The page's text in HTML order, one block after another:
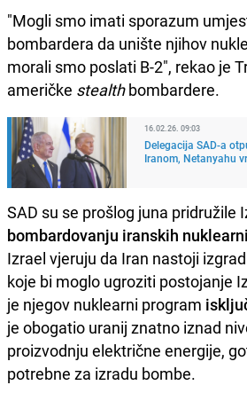
"Mogli smo imati sporazum
bombardera da unište njihov
morali smo poslati B-2", rekao je
američke stealthbombardere.
16.02.26. 09:03
Delegacija SAD-a
Iranom, Netanyahu
SAD su se prošlog juna pridružile
bombardovanju iranskih
Izrael vjeruju da Iran nastoji
koje bi moglo ugroziti postojanje
je njegov nuklearni program
je obogatio uranij znatno iznad
proizvodnju električne energije,
potrebne za izradu bombe.